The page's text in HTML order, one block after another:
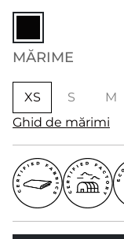
MĂRIME
XS S M
Ghid de mărimi